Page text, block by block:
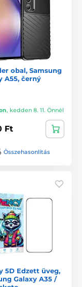
obal, Samsung
A55, černý
, kedden 8. 11. Önnél
Ft
Összehasonlítás
5D Edzett üveg,
Galaxy A35 /